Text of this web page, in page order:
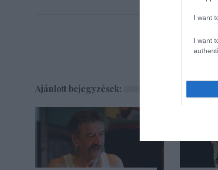
I want
I want
Ajánlott bejegyzések: